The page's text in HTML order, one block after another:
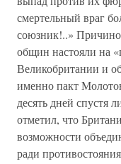
смертельный враг
союзник!..»
общин настояли на
Великобритании и
именно пакт
десять дней спустя
отметил, что
возможности
ради